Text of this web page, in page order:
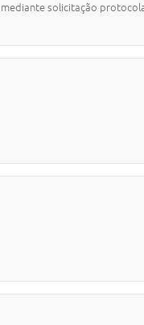
solicitação